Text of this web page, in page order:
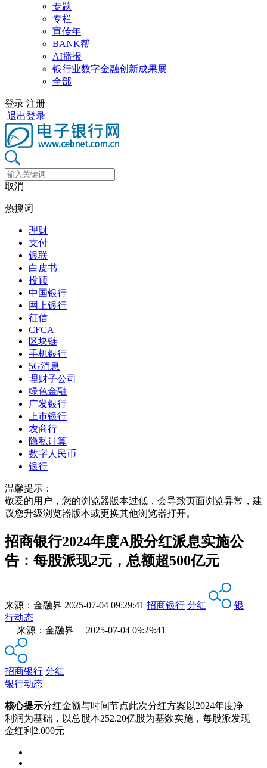
专题
专栏
宣传年
BANK帮
AI播报
银行业数字金融创新成果展
全部
登录 注册
退出登录
取消
热搜词
理财
支付
银联
白皮书
投顾
中国银行
网上银行
征信
CFCA
区块链
手机银行
5G消息
理财子公司
绿色金融
广发银行
上市银行
农商行
隐私计算
数字人民币
银行
温馨提示：
敬爱的用户，您的浏览器版本过低，会导致页面浏览异常，建
议您升级浏览器版本或更换其他浏览器打开。
招商银行2024年度A股分红派息实施公
告：每股派现2元，总额超500亿元
来源： 金融界 2025-07-04 09:29:41 招商银行 分红
银
行动态
来源：金融界 2025-07-04 09:29:41
招商银行 分红
银行动态
核心提示分红金额与时间节点此次分红方案以2024年度净
利润为基础，以总股本252.20亿股为基数实施，每股派发现
金红利2.000元